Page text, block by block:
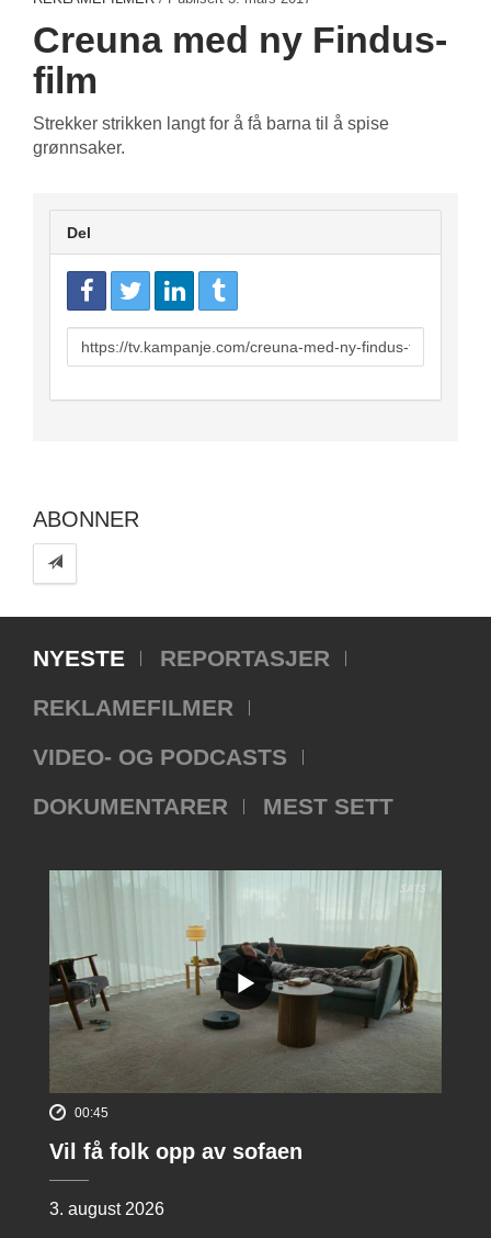
Creuna med ny Findus-
film
Strekker strikken langt for å få barna til å spise
grønnsaker.
Del
URL
to
ABONNER
NYESTE
REPORTASJER
REKLAMEFILMER
VIDEO- OG PODCASTS
DOKUMENTARER
MEST SETT
00:45
Vil få folk opp av sofaen
3. august 2026